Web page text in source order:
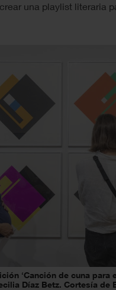
una playlist literaria
‘Canción de cuna para
Díaz Betz. Cortesía de